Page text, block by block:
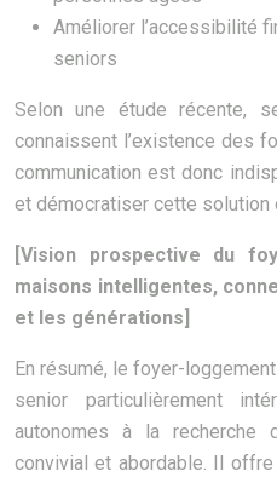
Améliorer l’accessibilité
seniors
Selon une étude récente,
connaissent l’existence des
communication est donc
et démocratiser cette solution
[Vision prospective du
maisons intelligentes,
et les générations]
En résumé, le foyer-
senior particulièrement
autonomes à la recherche
convivial et abordable. Il